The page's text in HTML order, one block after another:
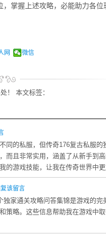
掌握上述攻略，必能助力各
网 微信
！ 本文标签：
同的私服，但传奇176复古私服的
而且非常实用，涵盖了从新手到
的游戏技能，让我在传奇世界中更
复该留言
家通关攻略问答集锦是游戏的完
策略。这些信息帮助我在游戏中